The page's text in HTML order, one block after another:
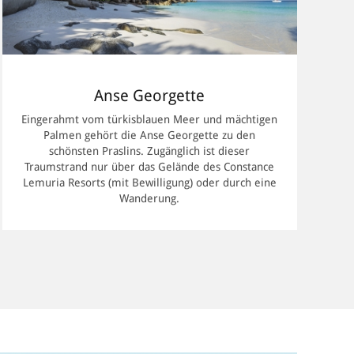
Coco
vor
go
Anse Georgette
Eingerahmt vom türkisblauen Meer und mächtigen
Palmen gehört die Anse Georgette zu den
schönsten Praslins. Zugänglich ist dieser
Traumstrand nur über das Gelände des Constance
Lemuria Resorts (mit Bewilligung) oder durch eine
Wanderung.